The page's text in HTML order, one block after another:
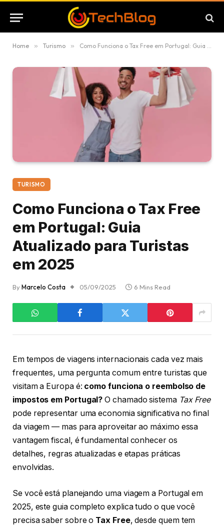
Home » Turismo » Como Funciona o Tax Free em Portugal: Guia Atualizado para Turistas em 2025
TURISMO
Como Funciona o Tax Free
em Portugal: Guia
Atualizado para Turistas
em 2025
ByMarcelo Costa 05/09/2025 6 Mins Read
Em tempos de viagens internacionais cada vez mais
frequentes, uma pergunta comum entre turistas que
visitam a Europa é: como funciona o reembolso de
impostos em Portugal? O chamado sistema Tax Free
pode representar uma economia significativa no final
da viagem — mas para aproveitar ao máximo essa
vantagem fiscal, é fundamental conhecer os
detalhes, regras atualizadas e etapas práticas
envolvidas.
Se você está planejando uma viagem a Portugal em
2025, este guia completo explica tudo o que você
precisa saber sobre o Tax Free, desde quem tem